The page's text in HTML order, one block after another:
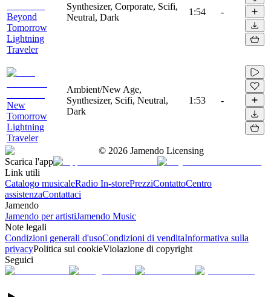
Beyond
Tomorrow
Lightning
Traveler
Synthesizer, Corporate, Scifi,
Neutral, Dark
1:54 -
New
Tomorrow
Lightning
Traveler
Ambient/New Age,
Synthesizer, Scifi, Neutral,
Dark
1:53 -
© 2026 Jamendo Licensing
Scarica l'app
Link utili
Catalogo musicaleRadio In-storePrezziContattoCentro
assistenzaContattaci
Jamendo
Jamendo per artistiJamendo Music
Note legali
Condizioni generali d'usoCondizioni di venditaInformativa sulla
privacyPolitica sui cookieViolazione di copyright
Seguici